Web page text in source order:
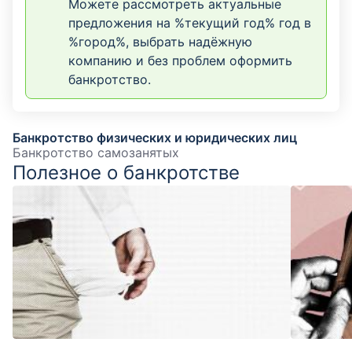
Можете рассмотреть актуальные
предложения на %текущий год% год в
%город%, выбрать надёжную
компанию и без проблем оформить
банкротство.
Банкротство физических и юридических лиц
Банкротство самозанятых
Полезное о банкротстве